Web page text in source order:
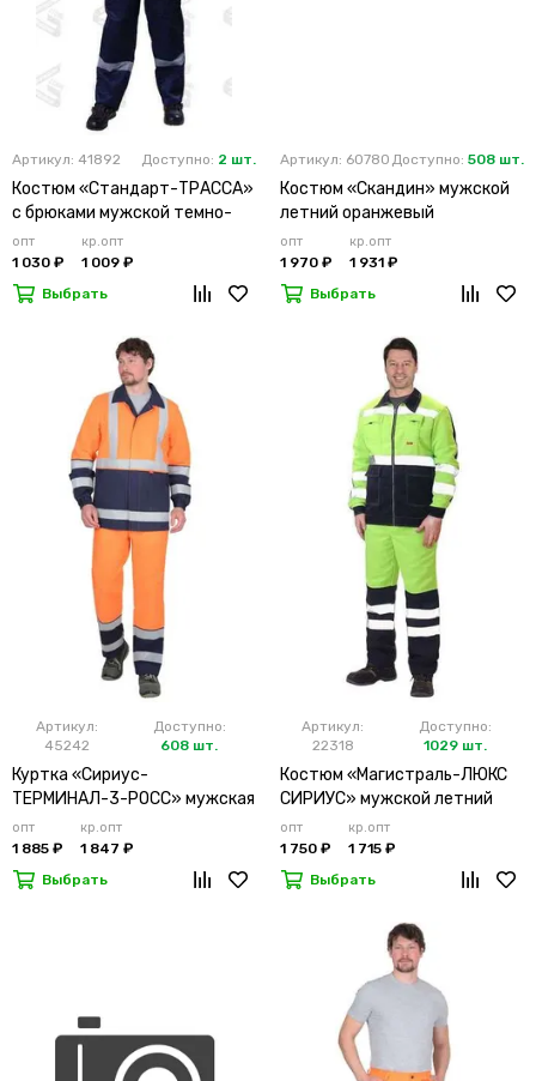
Артикул: 41892 Доступно: 2 шт.
Костюм «Стандарт-ТРАССА»
с брюками мужской темно-
синий
опт
1 030 ₽
кр.опт
1 009 ₽
Выбрать
Артикул: 60780 Доступно: 508 шт.
Костюм «Скандин» мужской
летний оранжевый
опт
1 970 ₽
кр.опт
1 931 ₽
Выбрать
Артикул:
45242
Доступно:
608 шт.
Куртка «Сириус-
ТЕРМИНАЛ-3-РОСС» мужская
оранжевая
опт
1 885 ₽
кр.опт
1 847 ₽
Выбрать
Артикул:
22318
Доступно:
1029 шт.
Костюм «Магистраль-ЛЮКС
СИРИУС» мужской летний
лимонный
опт
1 750 ₽
кр.опт
1 715 ₽
Выбрать